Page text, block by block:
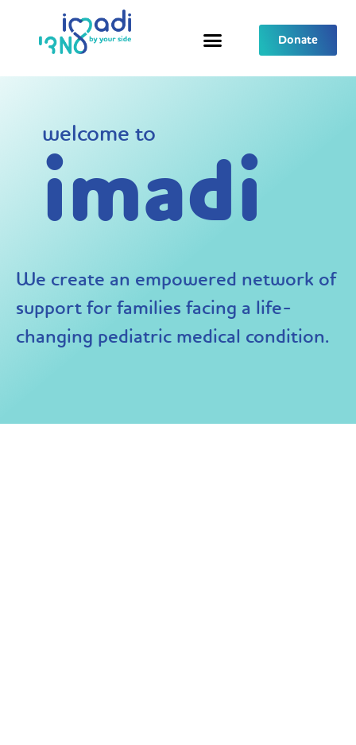
Donate
welcome to
imadi
We create an empowered network of
support for families facing a life-
changing pediatric medical condition.